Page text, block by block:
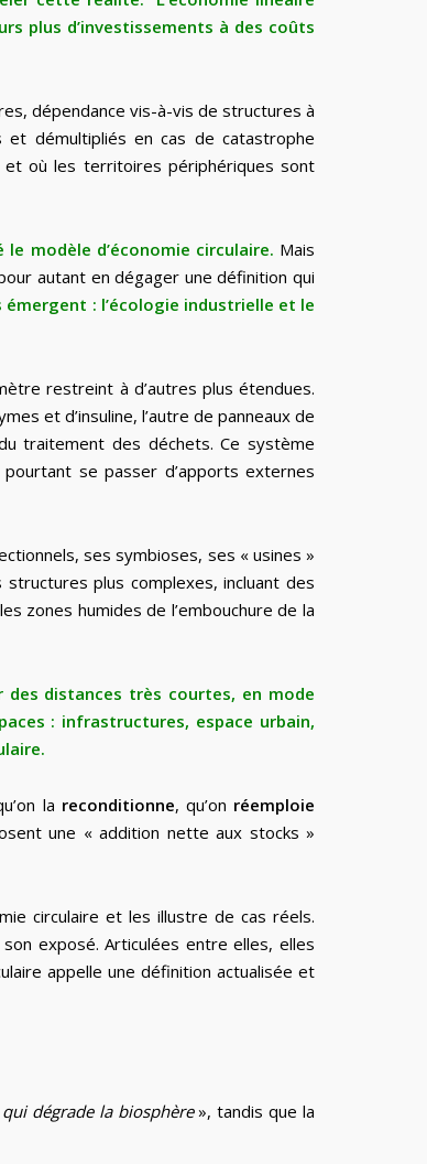
plus d’investissements à des coûts
dépendance vis-à-vis de structures à
et démultipliés en cas de catastrophe
et où les territoires périphériques sont
modèle d’économie circulaire. Mais
autant en dégager une définition qui
: l’écologie industrielle et le
restreint à d’autres plus étendues.
et d’insuline, l’autre de panneaux de
traitement des déchets. Ce système
se passer d’apports externes
ses symbioses, ses « usines »
plus complexes, incluant des
zones humides de l’embouchure de la
des distances très courtes, en mode
: infrastructures, espace urbain,
la reconditionne, qu’on réemploie
une « addition nette aux stocks »
circulaire et les illustre de cas réels.
exposé. Articulées entre elles, elles
appelle une définition actualisée et
dégrade la biosphère», tandis que la